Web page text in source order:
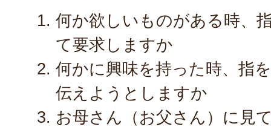
何か欲しいものがある時、
て要求しますか
何かに興味を持った時、指
伝えようとしますか
お母さん（お父さん）に見